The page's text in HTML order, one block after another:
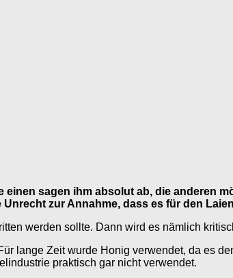
sagen ihm absolut ab, die anderen
zur Annahme, dass es für den
werden sollte. Dann wird es nämlich
lange Zeit wurde Honig verwendet, da es
praktisch gar nicht verwendet.